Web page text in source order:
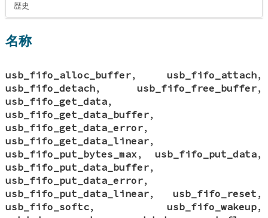
歴史
名称
usb_fifo_alloc_buffer, usb_fifo_attach,
usb_fifo_detach, usb_fifo_free_buffer,
usb_fifo_get_data,
usb_fifo_get_data_buffer,
usb_fifo_get_data_error,
usb_fifo_get_data_linear,
usb_fifo_put_bytes_max , usb_fifo_put_data,
usb_fifo_put_data_buffer,
usb_fifo_put_data_error,
usb_fifo_put_data_linear, usb_fifo_reset ,
usb_fifo_softc, usb_fifo_wakeup,